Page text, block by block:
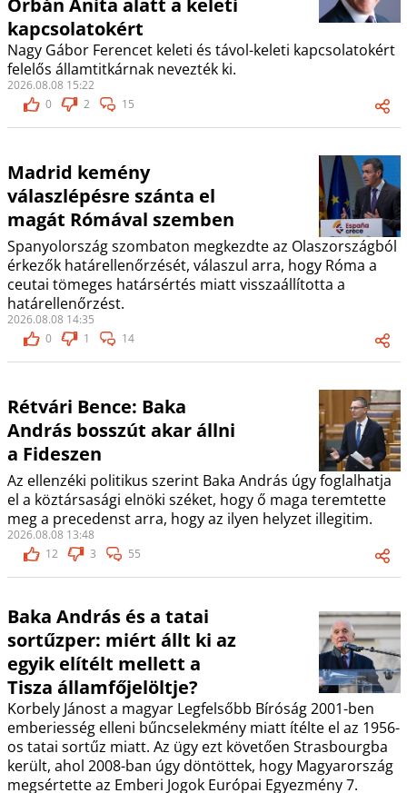
Orbán Anita alatt a keleti
kapcsolatokért
Nagy Gábor Ferencet keleti és távol-keleti kapcsolatokért
felelős államtitkárnak nevezték ki.
2026.08.08 15:22
0
2 15
Madrid kemény
válaszlépésre szánta el
magát Rómával szemben
Spanyolország szombaton megkezdte az Olaszországból
érkezők határellenőrzését, válaszul arra, hogy Róma a
ceutai tömeges határsértés miatt visszaállította a
határellenőrzést.
2026.08.08 14:35
0
1 14
Rétvári Bence: Baka
András bosszút akar állni
a Fideszen
Az ellenzéki politikus szerint Baka András úgy foglalhatja
el a köztársasági elnöki széket, hogy ő maga teremtette
meg a precedenst arra, hogy az ilyen helyzet illegitim.
2026.08.08 13:48
12
3 55
Baka András és a tatai
sortűzper: miért állt ki az
egyik elítélt mellett a
Tisza államfőjelöltje?
Korbely Jánost a magyar Legfelsőbb Bíróság 2001-ben
emberiesség elleni bűncselekmény miatt ítélte el az 1956-
os tatai sortűz miatt. Az ügy ezt követően Strasbourgba
került, ahol 2008-ban úgy döntöttek, hogy Magyarország
megsértette az Emberi Jogok Európai Egyezmény 7.